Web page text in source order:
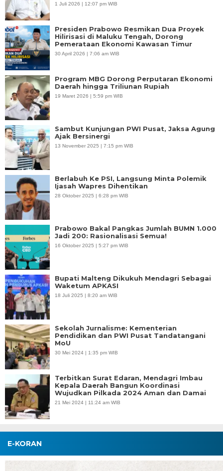
1 Juli 2026 | 12:07 pm WIB
Presiden Prabowo Resmikan Dua Proyek
Hilirisasi di Maluku Tengah, Dorong
Pemerataan Ekonomi Kawasan Timur
30 April 2026 | 7:06 am WIB
Program MBG Dorong Perputaran Ekonomi
Daerah hingga Triliunan Rupiah
19 Maret 2026 | 5:59 pm WIB
Sambut Kunjungan PWI Pusat, Jaksa Agung
Ajak Bersinergi
13 November 2025 | 7:15 pm WIB
Berlabuh Ke PSI, Langsung Minta Polemik
Ijasah Wapres Dihentikan
28 Oktober 2025 | 6:28 pm WIB
Prabowo Bakal Pangkas Jumlah BUMN 1.000
Jadi 200: Rasionalisasi Semua!
16 Oktober 2025 | 5:27 pm WIB
Bupati Malteng Dikukuh Mendagri Sebagai
Waketum APKASI
18 Juli 2025 | 8:20 am WIB
Sekolah Jurnalisme: Kementerian
Pendidikan dan PWI Pusat Tandatangani
MoU
30 Mei 2024 | 1:35 pm WIB
Terbitkan Surat Edaran, Mendagri Imbau
Kepala Daerah Bangun Koordinasi
Wujudkan Pilkada 2024 Aman dan Damai
21 Mei 2024 | 11:24 am WIB
E-KORAN